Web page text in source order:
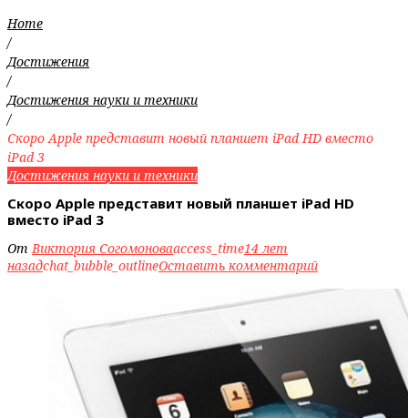
Home
/
Достижения
/
Достижения науки и техники
/
Скоро Apple представит новый планшет iPad HD вместо
iPad 3
Достижения науки и техники
Скоро Apple представит новый планшет iPad HD
вместо iPad 3
ОтВиктория Согомоноваaccess_time14 лет
назадchat_bubble_outlineОставить комментарий